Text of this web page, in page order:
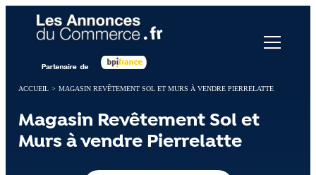
ACCUEIL > MAGASIN REVÊTEMENT SOL ET MURS À VENDRE PIERRELATTE
Magasin Revêtement Sol et
Murs à vendre Pierrelatte
Panneau de gestion des cookies